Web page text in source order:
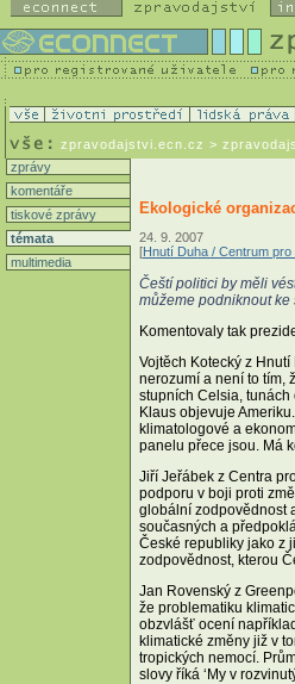
zpravodajstvi.ecn.cz >
zprávy
komentáře
tiskové zprávy
témata
multimedia
Ekologické
24. 9. 2007
[Hnutí Duha / Centrum
Čeští politici by měli
můžeme podniknout ke
Komentovaly tak
Vojtěch Kotecký z
nerozumí a není to tím,
stupních Celsia,
Klaus objevuje
klimatologové a
panelu přece jsou. Má
Jiří Jeřábek z Centra
podporu v boji proti
globální zodpovědnost
současných a
České republiky jako z
zodpovědnost, kterou
Jan Rovenský z
že problematiku
obzvlášť ocení
klimatické změny již v
tropických nemocí.
slovy říká ‘My v